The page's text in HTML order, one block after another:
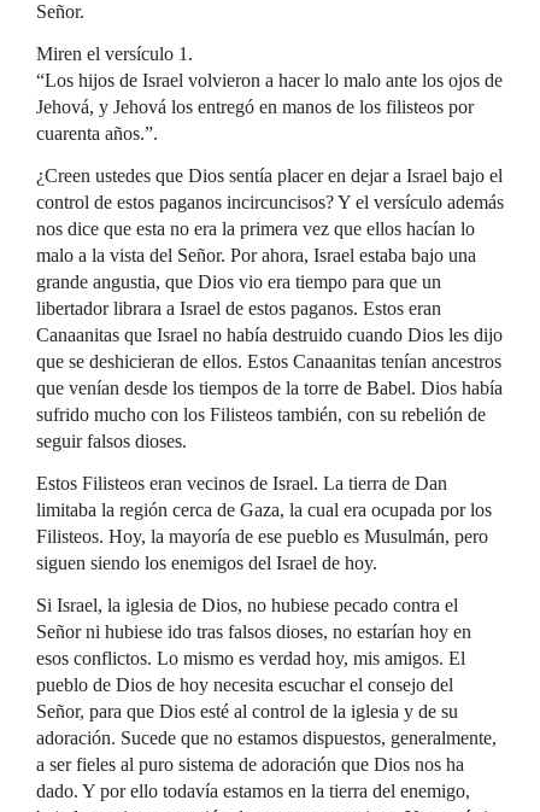
Señor.
Miren el versículo 1.
“Los hijos de Israel volvieron a hacer lo malo ante los ojos de
Jehová, y Jehová los entregó en manos de los filisteos por
cuarenta años.”.
¿Creen ustedes que Dios sentía placer en dejar a Israel bajo el
control de estos paganos incircuncisos? Y el versículo además
nos dice que esta no era la primera vez que ellos hacían lo
malo a la vista del Señor. Por ahora, Israel estaba bajo una
grande angustia, que Dios vio era tiempo para que un
libertador librara a Israel de estos paganos. Estos eran
Canaanitas que Israel no había destruido cuando Dios les dijo
que se deshicieran de ellos. Estos Canaanitas tenían ancestros
que venían desde los tiempos de la torre de Babel. Dios había
sufrido mucho con los Filisteos también, con su rebelión de
seguir falsos dioses.
Estos Filisteos eran vecinos de Israel. La tierra de Dan
limitaba la región cerca de Gaza, la cual era ocupada por los
Filisteos. Hoy, la mayoría de ese pueblo es Musulmán, pero
siguen siendo los enemigos del Israel de hoy.
Si Israel, la iglesia de Dios, no hubiese pecado contra el
Señor ni hubiese ido tras falsos dioses, no estarían hoy en
esos conflictos. Lo mismo es verdad hoy, mis amigos. El
pueblo de Dios de hoy necesita escuchar el consejo del
Señor, para que Dios esté al control de la iglesia y de su
adoración. Sucede que no estamos dispuestos, generalmente,
a ser fieles al puro sistema de adoración que Dios nos ha
dado. Y por ello todavía estamos en la tierra del enemigo,